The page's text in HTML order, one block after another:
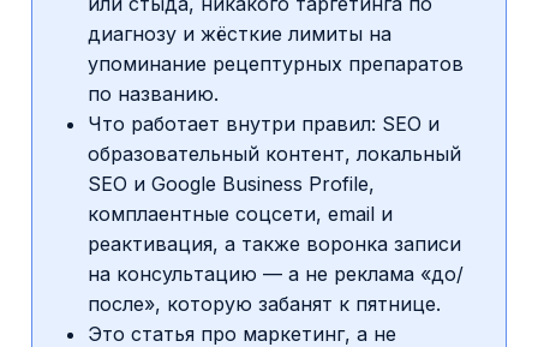
диагнозу и жёсткие лимиты на
упоминание рецептурных препаратов
по названию.
Что работает внутри правил: SEO и
образовательный контент, локальный
SEO и Google Business Profile,
комплаентные соцсети, email и
реактивация, а также воронка записи
на консультацию — а не реклама «до/
после», которую забанят к пятнице.
Это статья про маркетинг, а не